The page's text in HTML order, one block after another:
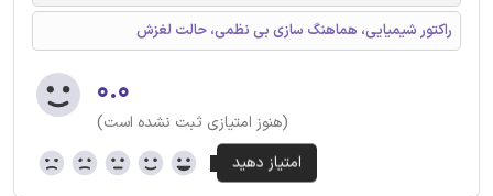
راکتور شیمیایی، هماهنگ سازی بی نظمی، حالت لغزش
۰.۰
(هنوز امتیازی ثبت نشده است)